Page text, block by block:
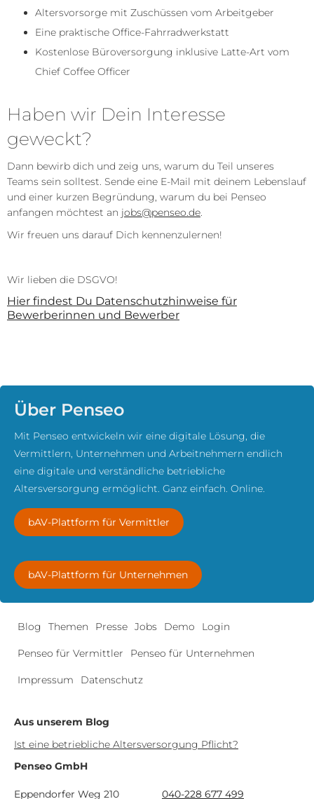
Altersvorsorge mit Zuschüssen vom Arbeitgeber
Eine praktische Office-Fahrradwerkstatt
Kostenlose Büroversorgung inklusive Latte-Art vom
Chief Coffee Officer
Haben wir Dein Interesse
geweckt?
Dann bewirb dich und zeig uns, warum du Teil unseres
Teams sein solltest. Sende eine E-Mail mit deinem Lebenslauf
und einer kurzen Begründung, warum du bei Penseo
anfangen möchtest an jobs@penseo.de.
Wir freuen uns darauf Dich kennenzulernen!
Wir lieben die DSGVO!
Hier findest Du Datenschutzhinweise für
Bewerberinnen und Bewerber
Über Penseo
Mit Penseo entwickeln wir eine digitale Lösung, die
Vermittlern, Unternehmen und Arbeitnehmern endlich
eine digitale und verständliche betriebliche
Altersversorgung ermöglicht. Ganz einfach. Online.
bAV-Plattform für Vermittler
bAV-Plattform für Unternehmen
Blog Themen Presse Jobs Demo Login
Penseo für Vermittler Penseo für Unternehmen
Impressum Datenschutz
Aus unserem Blog
Ist eine betriebliche Altersversorgung Pflicht?
Penseo GmbH
Eppendorfer Weg 210 040-228 677 499